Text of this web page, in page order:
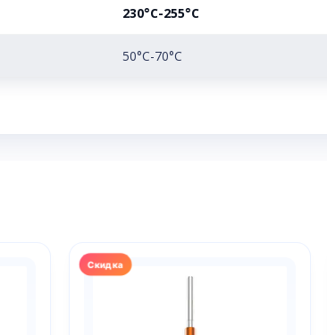
230°С-255°С
50°С-70°С
Этот